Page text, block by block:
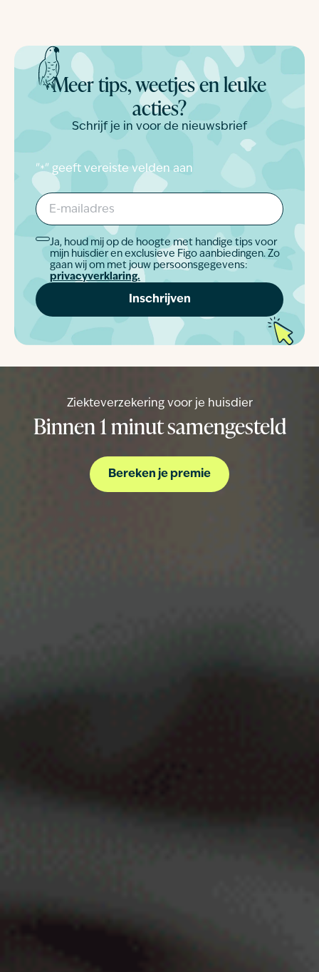
Meer tips, weetjes en leuke
acties?
Schrijf je in voor de nieuwsbrief
"*" geeft vereiste velden aan
E-
mailadres
*
Akkoord
Ja, houd mij op de hoogte met handige tips voor
mijn huisdier en exclusieve Figo aanbiedingen. Zo
gaan wij om met jouw persoonsgegevens:
privacyverklaring.
Ziekteverzekering voor je huisdier
Binnen 1 minut samengesteld
Bereken je premie